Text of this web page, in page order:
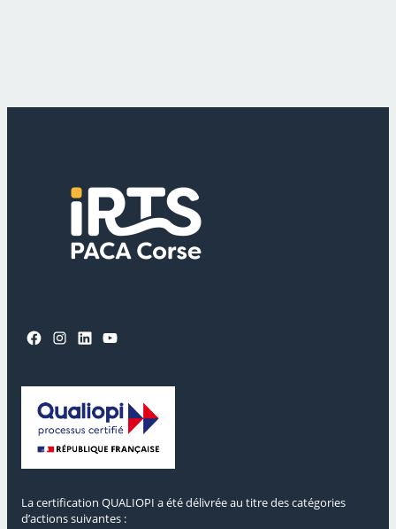
Facebook Instagram LinkedIn YouTube
La certification QUALIOPI a été délivrée au titre des catégories
d’actions suivantes :